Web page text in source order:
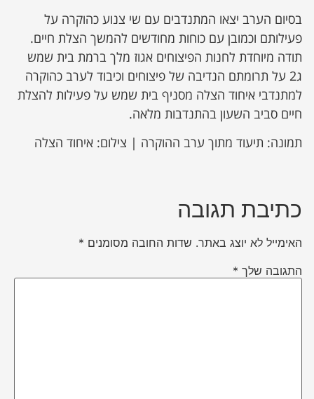
בסיום הערב יצאו המתנדבים עם שי צנוע כהוקרה על
פעילותם וכמובן עם כוחות מחודשים להמשך הצלת חיים.
תודה מיוחדת לחנות הפיצוחים אגוז מלך ברמת בית שמש
ג2 על תרומתם הנדיבה של פיצוחים וכיבוד לערב כהוקרה
למתנדבי איחוד הצלה מסניף בית שמש על פעילות להצלת
חיים סביב השעון בהתנדבות מלאה.
תמונה: תיעוד מתוך ערב ההוקרה | צילום: איחוד הצלה
כתיבת תגובה
האימייל לא יוצג באתר. שדות החובה מסומנים *
התגובה שלך *